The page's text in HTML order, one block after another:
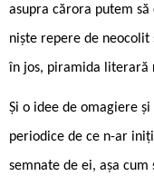
asupra cărora putem
niște repere de neocolit
în jos, piramida literară
Și o idee de omagiere
periodice de ce n-ar
semnate de ei, așa